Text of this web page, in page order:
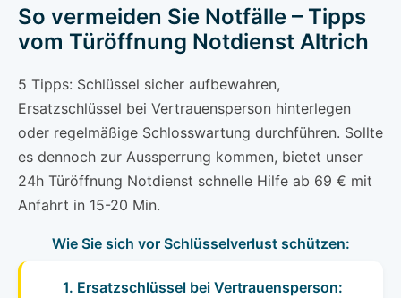
So vermeiden Sie Notfälle – Tipps
vom Türöffnung Notdienst Altrich
5 Tipps: Schlüssel sicher aufbewahren,
Ersatzschlüssel bei Vertrauensperson hinterlegen
oder regelmäßige Schlosswartung durchführen. Sollte
es dennoch zur Aussperrung kommen, bietet unser
24h Türöffnung Notdienst schnelle Hilfe ab 69 € mit
Anfahrt in 15-20 Min.
Wie Sie sich vor Schlüsselverlust schützen:
1. Ersatzschlüssel bei Vertrauensperson: